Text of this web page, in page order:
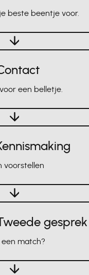
beste beentje voor.
een belletje.
voorstellen
gesprek
een match?